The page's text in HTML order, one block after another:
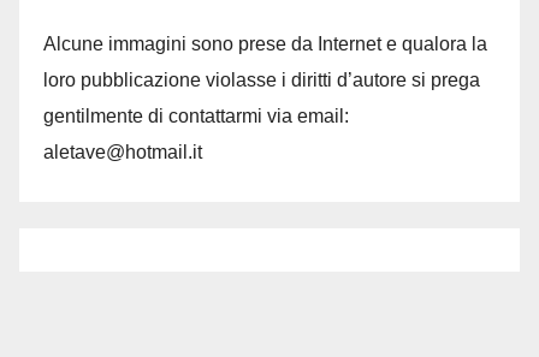
Alcune immagini sono prese da Internet e qualora la
loro pubblicazione violasse i diritti d’autore si prega
gentilmente di contattarmi via email:
aletave@hotmail.it